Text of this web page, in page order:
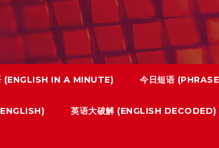
(ENGLISH IN A MINUTE) 今日短语
英语大破解 (ENGLISH DECODED)